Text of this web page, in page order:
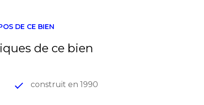
DE CE BIEN
de ce bien
construit en 1990